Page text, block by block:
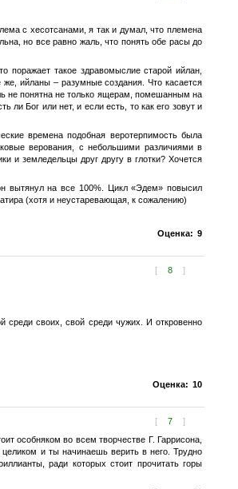
с хесотсанами, я так и думал, что племена
но все равно жаль, что понять обе расы до
поражает такое здравомыслие старой ийлан,
ийланы – разумные создания. Что касается
не понятна не только ящерам, помешанным на
ли Бог или нет, и если есть, то как его зовут и
времена подобная веротерпимость была
верования, с небольшими различиями в
и земледельцы друг другу в глотки? Хочется
вытянул на все 100%. Цикл «Эдем» повысил
(хотя и неустаревающая, к сожалению)
Оценка: 9
[ 8 ]
среди своих, свой среди чужих. И откровенно
Оценка: 10
[ 7 ]
особняком во всем творчестве Г. Гаррисона,
и ты начинаешь верить в него. Трудно
ради которых стоит прочитать горы